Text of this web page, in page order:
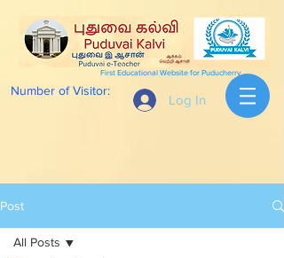
Log In
Number of Visitor:
First Educational Website for Puducherry
Post
All Posts